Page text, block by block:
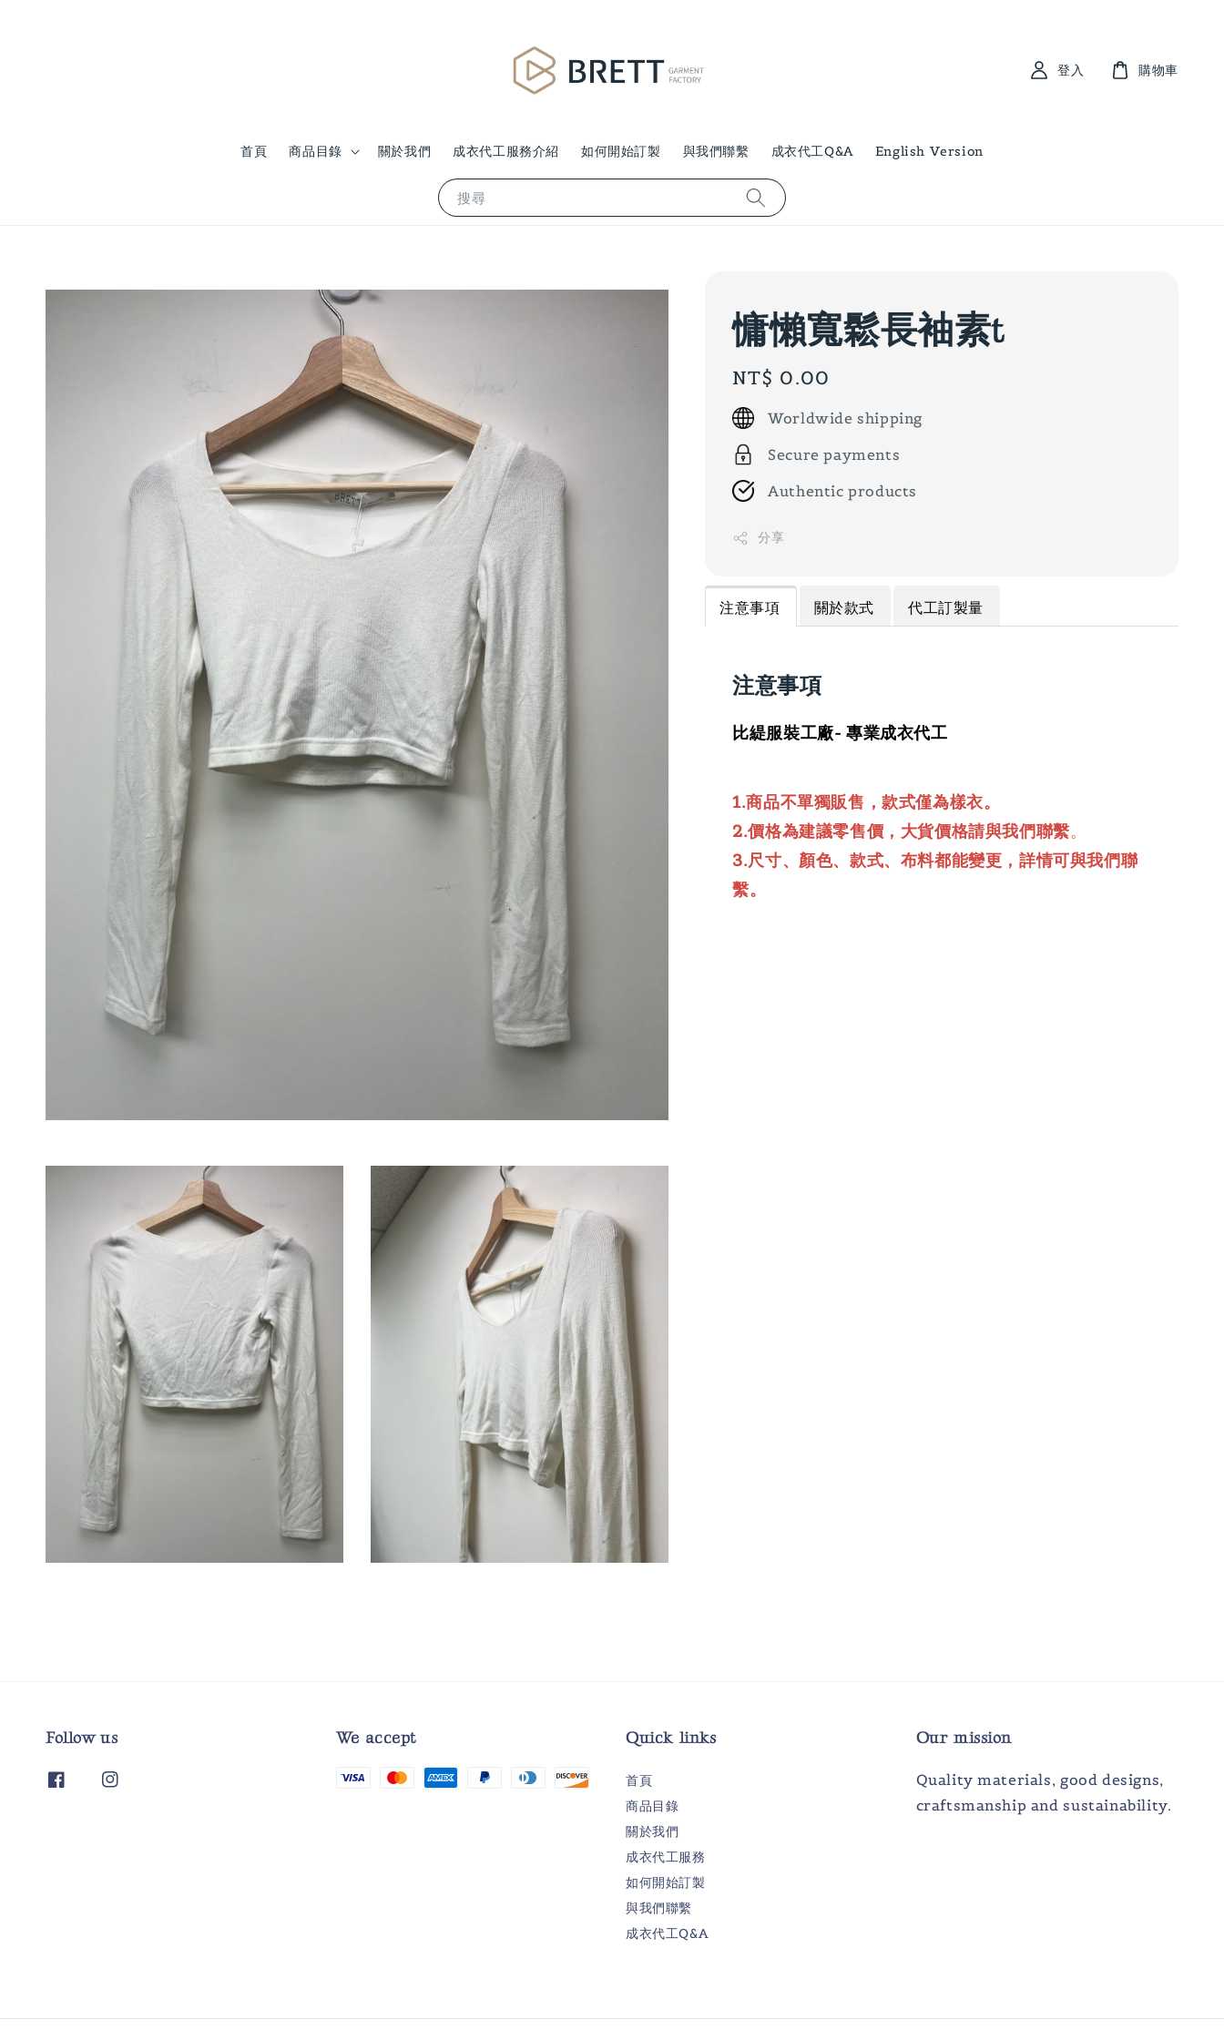
搜尋
首頁 商品目錄 關於我們 成衣代工服務介紹 如何開始訂製 與我們聯繫 成衣代工Q&A English Version
登入 購物車
慵懶寬鬆長袖素t
Regular
price
NT$ 0.00
Worldwide shipping
Secure payments
Authentic products
分享
注意事項 關於款式 代工訂製量
注意事項
比緹服裝工廠- 專業成衣代工
1.商品不單獨販售，款式僅為樣衣。
2.價格為建議零售價，大貨價格請與我們聯繫。
3.尺寸、顏色、款式、布料都能變更，詳情可與我們聯
繫。
Follow us We accept Quick links
首頁
商品目錄
關於我們
成衣代工服務
如何開始訂製
與我們聯繫
成衣代工Q&A
Our mission
Quality materials, good designs,
craftsmanship and sustainability.